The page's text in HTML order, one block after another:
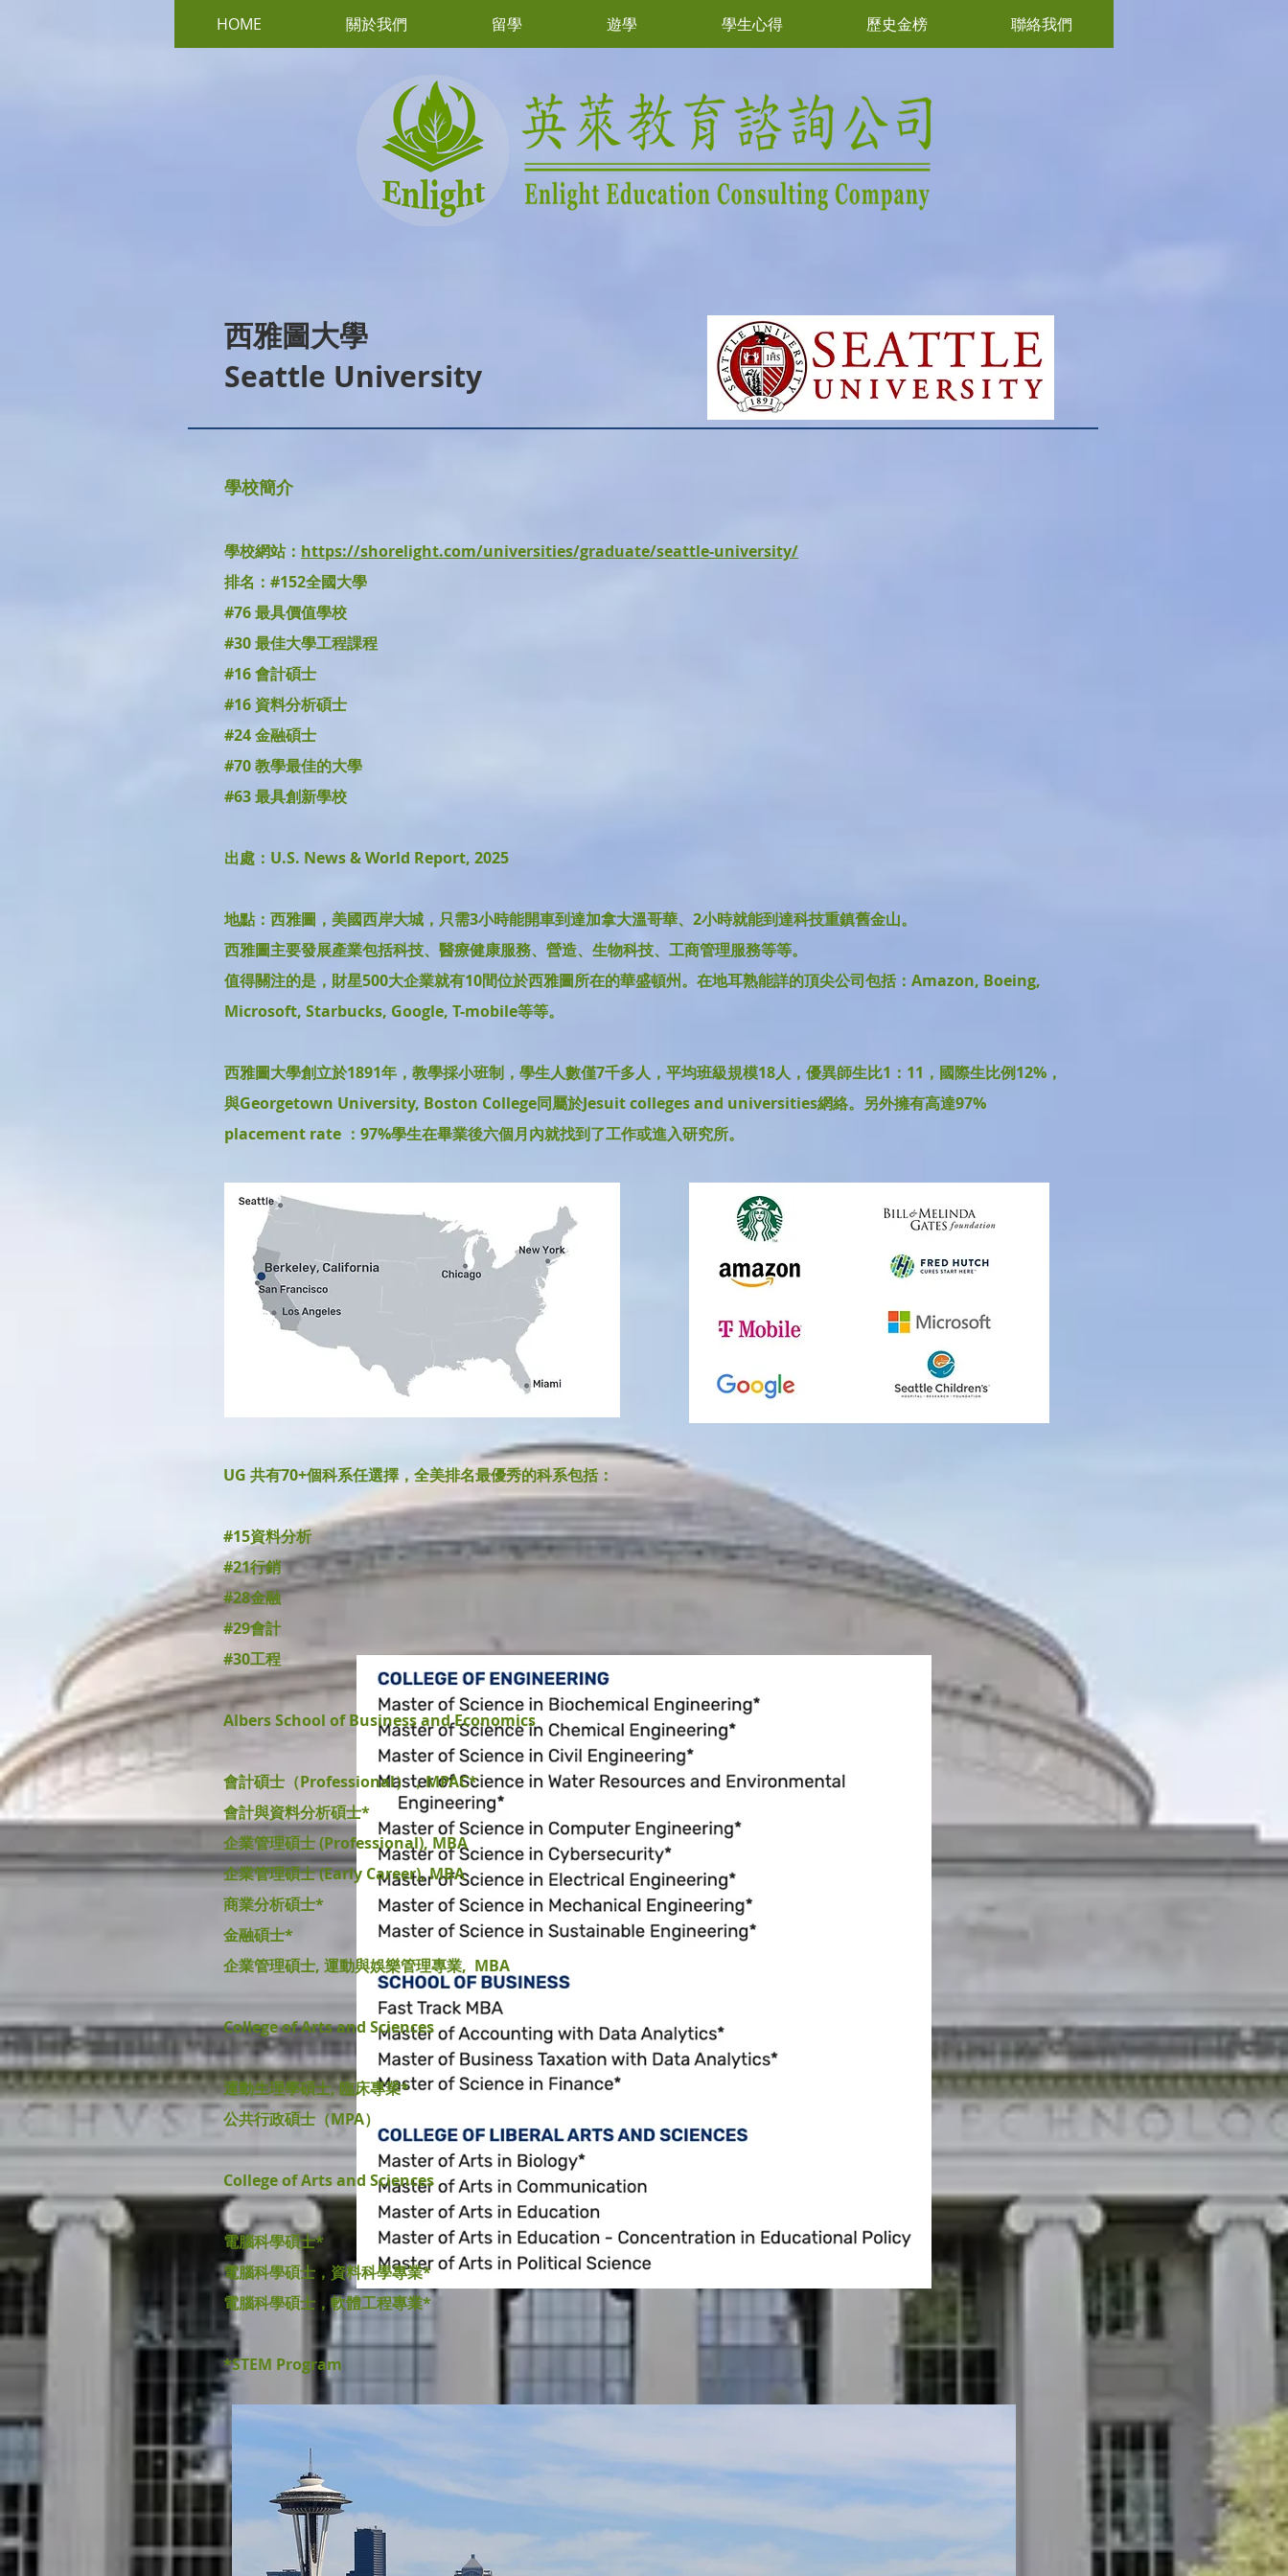
HOME 關於我們 留學 遊學 學生心得 歷史金榜 聯絡我們
西雅圖大學
Seattle University
學校簡介
學校網站： https://shorelight.com/universities/graduate/seattle-university/
排名： #152全國大學
#76 最具價值學校
#30 最佳大學工程課程
#16 會計碩士
#16 資料分析碩士
#24 金融碩士
#70 教學最佳的大學
#63 最具創新學校
出處：U.S. News & World Report, 2025
地點：西雅圖，美國西岸大城，只需3小時能開車到達加拿大溫哥華、2小時就能到達科技重鎮舊金山。
西雅圖主要發展產業包括科技、醫療健康服務、營造、生物科技、工商管理服務等等。
值得關注的是，財星500大企業就有10間位於西雅圖所在的華盛頓州。在地耳熟能詳的頂尖公司包括：Amazon, Boeing,
Microsoft, Starbucks, Google, T-mobile等等。
西雅圖大學創立於1891年，教學採小班制，學生人數僅7千多人，平均班級規模18人，優異師生比1：11，國際生比例12%，
與Georgetown University, Boston College同屬於Jesuit colleges and universities網絡。另外擁有高達97%
placement rate ：97%學生在畢業後六個月內就找到了工作或進入研究所。
UG 共有70+個科系任選擇，全美排名最優秀的科系包括：
#15資料分析
#21行銷
#28金融
#29會計
#30工程
Albers School of Business and Economics
會計碩士（Professional），MPAC*
會計與資料分析碩士*
企業管理碩士 (Professional), MBA
企業管理碩士 (Early Career), MBA
商業分析碩士*
金融碩士*
企業管理碩士, 運動與娛樂管理專業, MBA
College of Arts and Sciences
運動生理學碩士, 臨床專業*
公共行政碩士（MPA）
College of Arts and Sciences
電腦科學碩士*
電腦科學碩士，資料科學專業*
電腦科學碩士，軟體工程專業*
*STEM Program